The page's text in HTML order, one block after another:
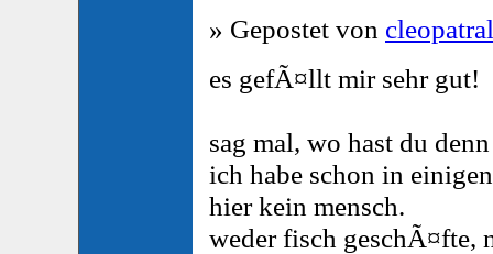
» Gepostet von
es gefÃ¤llt mir sehr gut!
sag mal, wo hast du
ich habe schon in
hier kein mensch.
weder fisch geschÃ¤fte,